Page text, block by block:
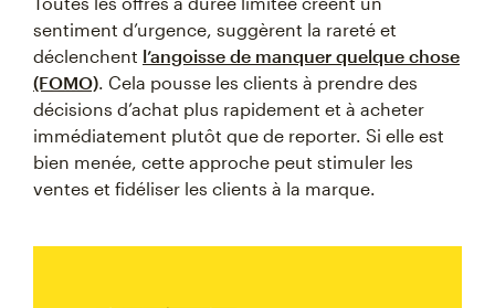
sentiment d’urgence, suggèrent la rareté et
déclenchent l’angoisse de manquer quelque chose
(FOMO). Cela pousse les clients à prendre des
décisions d’achat plus rapidement et à acheter
immédiatement plutôt que de reporter. Si elle est
bien menée, cette approche peut stimuler les
ventes et fidéliser les clients à la marque.